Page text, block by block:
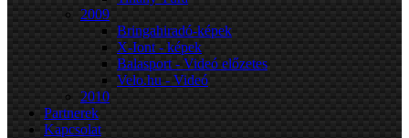
2009
Bringahiradó-képek
X-Iont - képek
Balasport - Videó előzetes
Velo.hu - Videó
2010
Partnerek
Kapcsolat